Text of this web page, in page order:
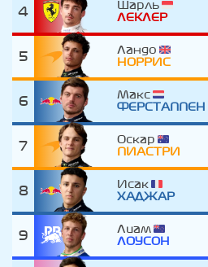
4
Шарль
ЛЕКЛЕР
5
Ландо
НОРРИС
6
Макс
ФЕРСТАППЕН
7
Оскар
ПИАСТРИ
8
Исак
ХАДЖАР
9
Лиам
ЛОУСОН